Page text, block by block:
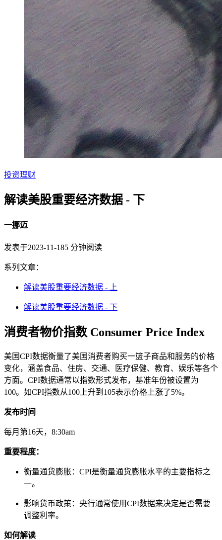
投资理财
解读美股重要经济数据 - 下
一挪迈
发表于2023-11-185 分钟阅读
系列文章：
解读美股重要经济数据 - 上
解读美股重要经济数据 - 下
消费者物价指数 Consumer Price Index
美国CPI数据衡量了美国消费者购买一篮子商品和服务的价格
变化，涵盖食品、住房、交通、医疗保健、教育、娱乐等各个
方面。CPI数据通常以指数形式发布，基准年份被设置为
100。如CPI指数从100上升到105表示价格上涨了5%。
发布时间
每月第16天，8:30am
重要程度：
衡量通货膨胀：CPI是衡量通货膨胀水平的主要指标之
一。
影响货币政策：央行通常使用CPI数据来决定是否需要
调整利率。
如何解读